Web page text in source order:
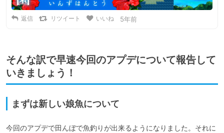
返信 リツイート いいね 5年前
そんな訳で早速今回のアプデについて報告して
いきましょう！
まずは新しい娘魚について
今回のアプデで田んぼで魚釣りが出来るようになりました。それに